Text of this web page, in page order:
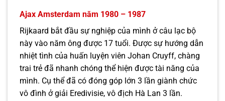
Ajax Amsterdam năm 1980 – 1987
Rijkaard bắt đầu sự nghiệp của mình ở câu lạc bộ
này vào năm ông được 17 tuổi. Được sự hướng dẫn
nhiệt tình của huấn luyện viên Johan Cruyff, chàng
trai trẻ đã nhanh chóng thể hiện được tài năng của
mình. Cụ thể đã có đóng góp lớn 3 lần giành chức
vô đình ở giải Eredivisie, vô địch Hà Lan 3 lần.